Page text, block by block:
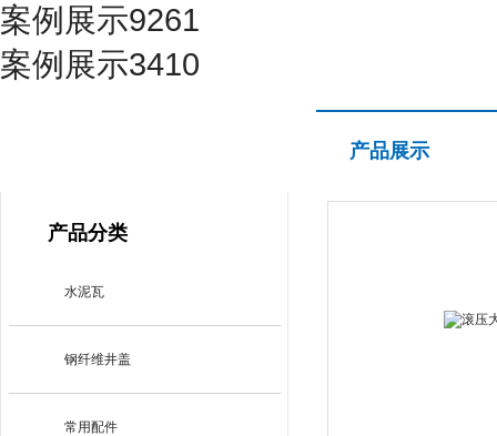
案例展示9261
案例展示3410
产品分类
水泥瓦
钢纤维井盖
常用配件
产品展示